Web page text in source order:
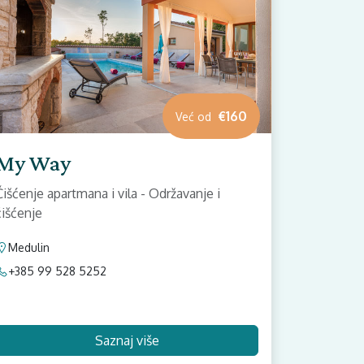
Way
apartmana i vila - Održavanje i
Medulin
+385 99 528 5252
Već od €160
Saznaj više